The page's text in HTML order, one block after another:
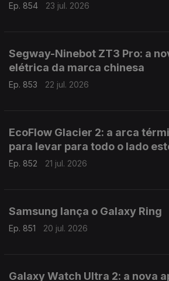
Ep. 854 23 jul. 2026
Segway-Ninebot ZT3 Pro: a
elétrica da marca chinesa
Ep. 853 22 jul. 2026
EcoFlow Glacier 2: a arca
para levar para todo o lado
Ep. 852 21 jul. 2026
Samsung lança o Galaxy Ring
Ep. 851 20 jul. 2026
Galaxy Watch Ultra 2: a nova